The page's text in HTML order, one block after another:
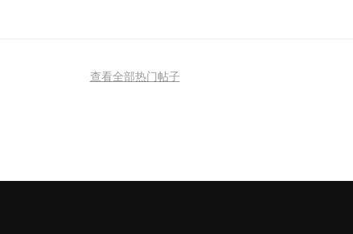
查看全部热门帖子